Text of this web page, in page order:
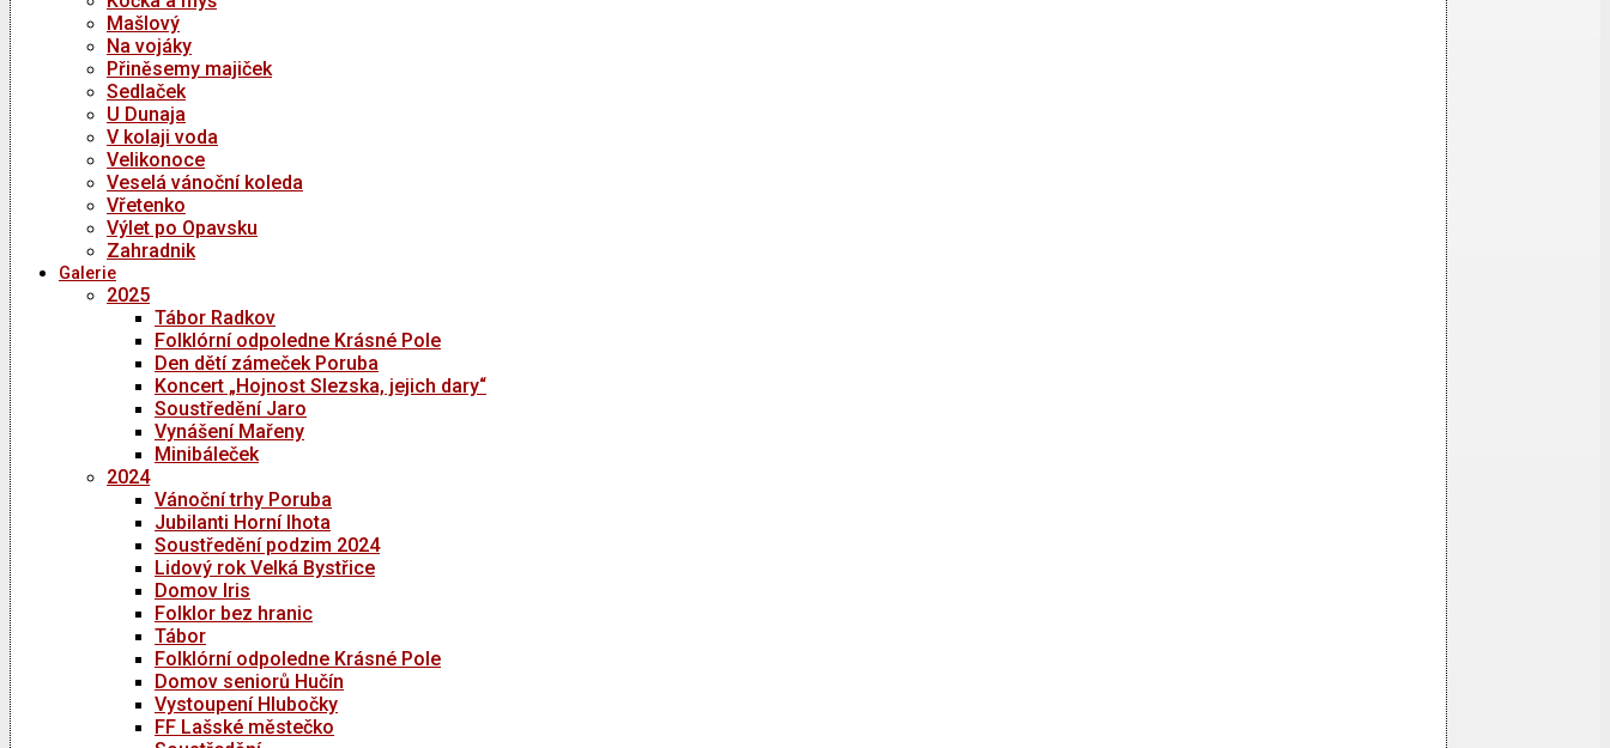
Mašlový
Na vojáky
Přiněsemy majiček
Sedlaček
U Dunaja
V kolaji voda
Velikonoce
Veselá vánoční koleda
Vřetenko
Výlet po Opavsku
Zahradnik
Galerie
2025
Tábor Radkov
Folklórní odpoledne Krásné Pole
Den dětí zámeček Poruba
Koncert „Hojnost Slezska, jejich dary“
Soustředění Jaro
Vynášení Mařeny
Minibáleček
2024
Vánoční trhy Poruba
Jubilanti Horní lhota
Soustředění podzim 2024
Lidový rok Velká Bystřice
Domov Iris
Folklor bez hranic
Tábor
Folklórní odpoledne Krásné Pole
Domov seniorů Hučín
Vystoupení Hlubočky
FF Lašské městečko